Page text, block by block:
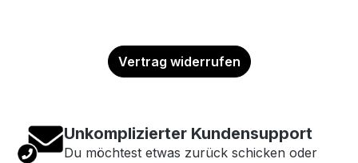
Vertrag widerrufen
Unkomplizierter Kundensupport
Du möchtest etwas zurück schicken oder